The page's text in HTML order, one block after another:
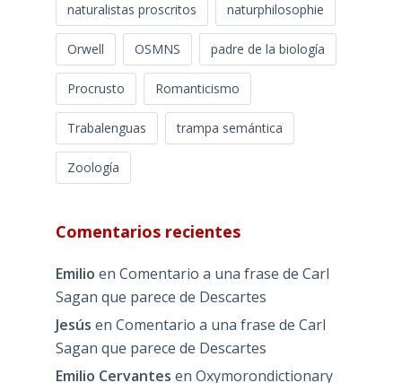
naturalistas proscritos naturphilosophie
Orwell OSMNS padre de la biología
Procrusto Romanticismo
Trabalenguas trampa semántica
Zoología
Comentarios recientes
Emilio en Comentario a una frase de Carl
Sagan que parece de Descartes
Jesús en Comentario a una frase de Carl
Sagan que parece de Descartes
Emilio Cervantes en Oxymorondictionary